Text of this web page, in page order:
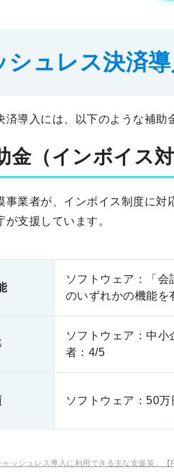
シュレス決済
済導入には、以下のような補助
金（インボイス対
事業者が、インボイス制度に
支援しています。
ソフトウェア：「会
のいずれかの機能を
ソフトウェア：中
者：4/5
ソフトウェア：50万
ャッシュレス導入に利用できる主な支援策